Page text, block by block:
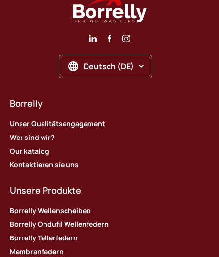
Deutsch (DE)
Borrelly
Unser Qualitätsengagement
Wer sind wir?
Our katalog
Kontaktieren sie uns
Unsere Produkte
Borrelly Wellenscheiben
Borrelly Ondufil Wellenfedern
Borrelly Tellerfedern
Membranfedern